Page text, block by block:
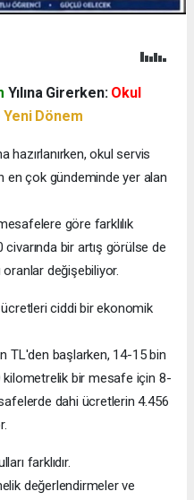
Yılına Girerken: Okul
Yeni Dönem
hazırlanırken, okul servis
en çok gündeminde yer alan
göre farklılık
bir artış görülse de
oranlar değişebiliyor.
ciddi bir ekonomik
TL'den başlarken, 14-15 bin
kilometrelik bir mesafe için 8-
dahi ücretlerin 4.456
farklıdır.
değerlendirmeler ve